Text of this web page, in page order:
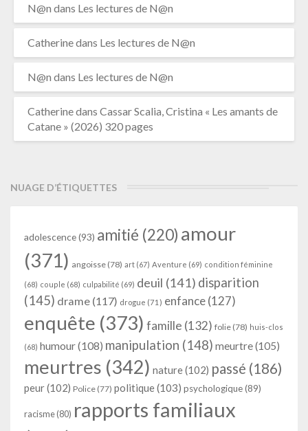
N@n dans Les lectures de N@n
Catherinedans Les lectures de N@n
N@n dans Les lectures de N@n
Catherinedans Cassar Scalia, Cristina « Les amants de
Catane » (2026) 320 pages
NUAGE D’ÉTIQUETTES
adolescence(93) amitié (220) amour
(371) angoisse (78) art (67) Aventure (69) condition féminine
(68) couple (68) culpabilité (69) deuil (141) disparition
(145) drame (117) drogue (71) enfance(127)
enquête (373) famille (132) folie (78) huis-clos
(68) humour(108) manipulation (148) meurtre(105)
meurtres (342) nature(102) passé (186)
peur(102) Police (77) politique(103) psychologique(89)
racisme (80) rapports familiaux